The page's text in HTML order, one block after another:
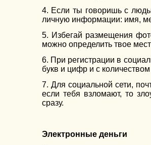
4. Если ты говоришь с
личную информации: имя,
5. Избегай размещения
можно определить твое
6. При регистрации в
букв и цифр и с
7. Для социальной сети,
если тебя взломают, то
сразу.
Электронные деньги